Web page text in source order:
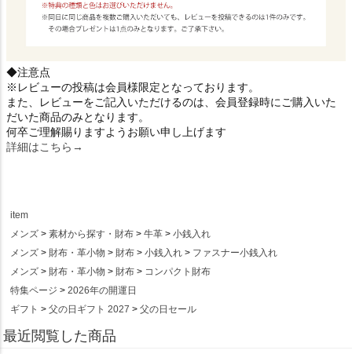
◆注意点
※レビューの投稿は会員様限定となっております。
また、レビューをご記入いただけるのは、会員登録時にご購入いた
だいた商品のみとなります。
何卒ご理解賜りますようお願い申し上げます
詳細はこちら→
item
メンズ
素材から探す・財布 牛革
小銭入れ
メンズ
財布・革小物 財布 小銭入れ
ファスナー小銭入れ
メンズ
財布・革小物 財布
コンパクト財布
特集ページ
2026年の開運日
ギフト
父の日ギフト 2027 父の日セール
最近閲覧した商品